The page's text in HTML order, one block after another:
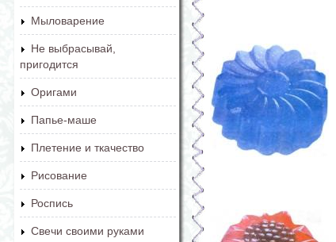
Мыловарение
Не выбрасывай,
пригодится
Оригами
Папье-маше
Плетение и ткачество
Рисование
Роспись
Свечи своими руками